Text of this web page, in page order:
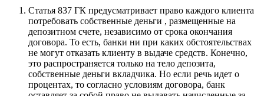
Статья 837 ГК предусматривает право каждого клиента
потребовать собственные деньги , размещенные на
депозитном счете, независимо от срока окончания
договора. То есть, банки ни при каких обстоятельствах
не могут отказать клиенту в выдаче средств. Конечно,
это распространяется только на тело депозита,
собственные деньги вкладчика. Но если речь идет о
процентах, то согласно условиям договора, банк